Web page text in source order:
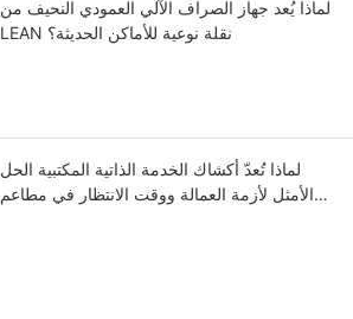
لماذا يُعد جهاز الصراف الآلي العمودي النحيف من
LEAN نقلة نوعية للأماكن الحديثة؟
لماذا تُعدّ أكشاك الخدمة الذاتية المكتبية الحل
الأمثل لأزمة العمالة ووقت الانتظار في مطاعم